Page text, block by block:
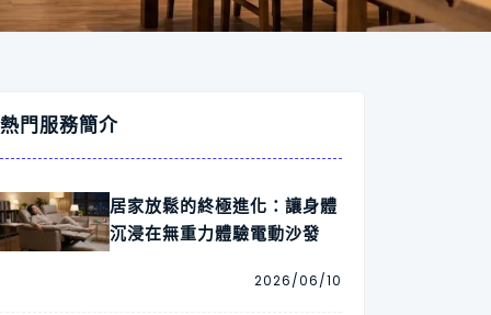
熱門服務簡介
居家放鬆的終極進化：讓身體
沉浸在無重力體驗電動沙發
2026/06/10